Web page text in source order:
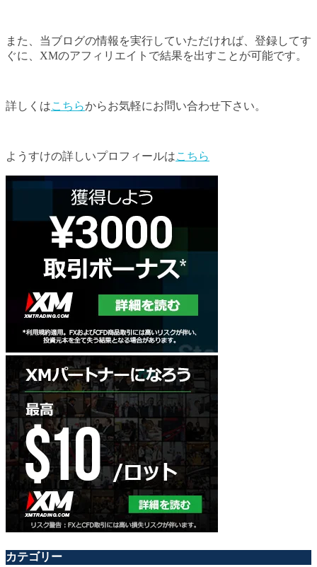
また、当ブログの情報を実行していただければ、登録してす
ぐに、XMのアフィリエイトで結果を出すことが可能です。
詳しくはこちらからお気軽にお問い合わせ下さい。
ようすけの詳しいプロフィールはこちら
カテゴリー